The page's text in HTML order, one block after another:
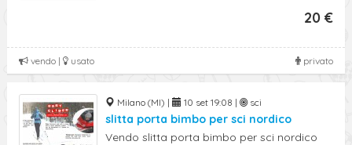
20 €
privato
vendo | usato
Milano (MI) | 10 set 19:08 | sci
slitta porta bimbo per sci nordico
Vendo slitta porta bimbo per sci nordico